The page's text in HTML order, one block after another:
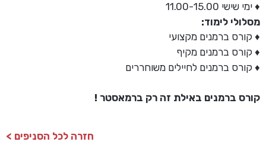
♦ ימי שישי 11.00-15.00
מסלולי לימוד:
♦ קורס ברמנים מקצועי
♦ קורס ברמנים מקיף
♦ קורס ברמנים לחיילים משוחררים
קורס ברמנים באילת זה רק ברמאסטר !
חזרה לכל הסניפים >